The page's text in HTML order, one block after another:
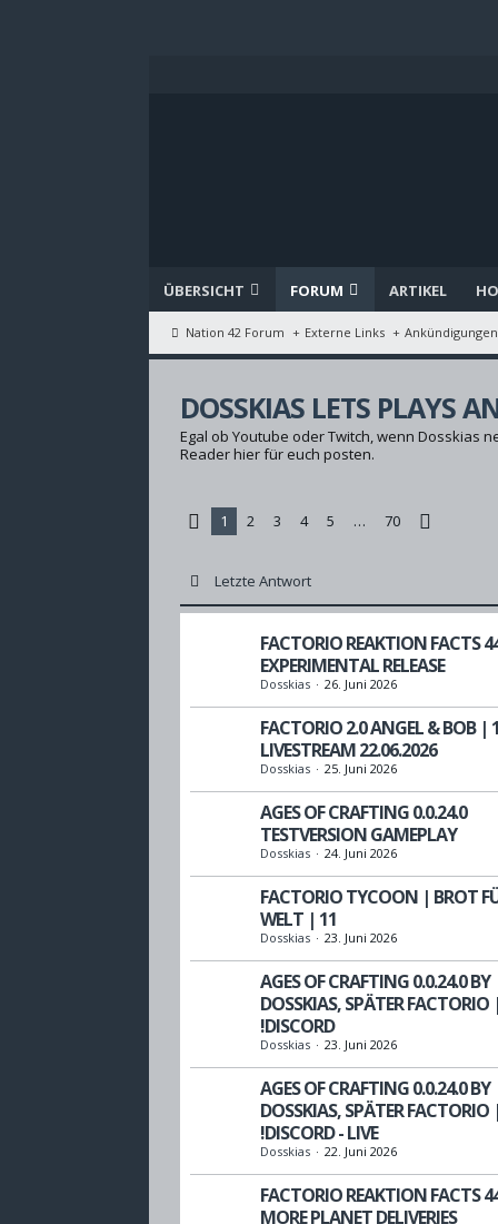
ÜBERSICHT FORUM ARTIKEL
Nation 42 Forum Externe Links Ankündigungen
DOSSKIAS LETS PLAYS
Egal ob Youtube oder Twitch, wenn Dosskias
Reader hier für euch posten.
1 2 3 4 5 … 70
Letzte Antwort
FACTORIO REAKTION FACTS
EXPERIMENTAL RELEASE
Dosskias 26. Juni 2026
FACTORIO 2.0 ANGEL & BOB |
LIVESTREAM 22.06.2026
Dosskias 25. Juni 2026
AGES OF CRAFTING 0.0.24.0
TESTVERSION GAMEPLAY
Dosskias 24. Juni 2026
FACTORIO TYCOON | BROT
WELT | 11
Dosskias 23. Juni 2026
AGES OF CRAFTING 0.0.24.0 BY
DOSSKIAS, SPÄTER FACTORIO |
!DISCORD
Dosskias 23. Juni 2026
AGES OF CRAFTING 0.0.24.0 BY
DOSSKIAS, SPÄTER FACTORIO |
!DISCORD - LIVE
Dosskias 22. Juni 2026
FACTORIO REAKTION FACTS
MORE PLANET DELIVERIES